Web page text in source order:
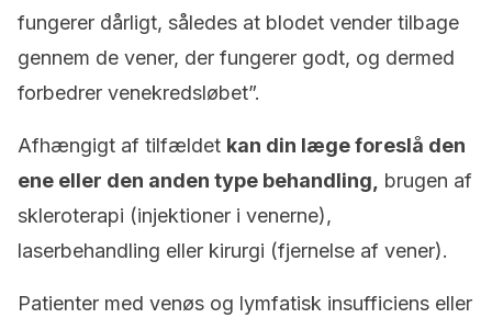
fungerer dårligt, således at blodet vender tilbage
gennem de vener, der fungerer godt, og dermed
forbedrer venekredsløbet”.
Afhængigt af tilfældet kan din læge foreslå den
ene eller den anden type behandling,
brugen af
skleroterapi (injektioner i venerne),
laserbehandling eller kirurgi (fjernelse af vener).
Patienter med venøs og lymfatisk insufficiens eller